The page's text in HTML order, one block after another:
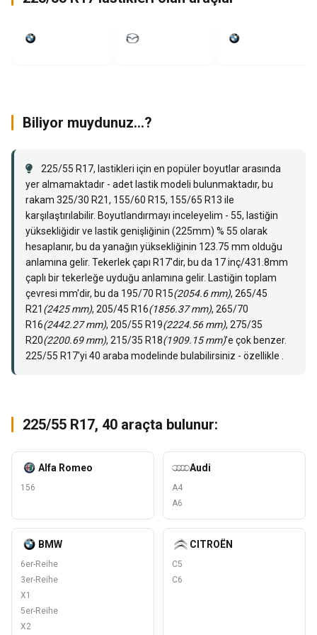
Biliyor muydunuz...?
225/55 R17, lastikleri için en popüler boyutlar arasında
yer almamaktadır - adet lastik modeli bulunmaktadır, bu
rakam 325/30 R21, 155/60 R15, 155/65 R13 ile
karşılaştırılabilir. Boyutlandırmayı inceleyelim - 55, lastiğin
yüksekliğidir ve lastik genişliğinin (225mm) % 55 olarak
hesaplanır, bu da yanağın yüksekliğinin 123.75 mm olduğu
anlamına gelir. Tekerlek çapı R17'dir, bu da 17 inç/431.8mm
çaplı bir tekerleğe uyduğu anlamına gelir. Lastiğin toplam
çevresi mm'dir, bu da 195/70 R15(2054.6 mm), 265/45
R21 (2425 mm), 205/45 R16(1856.37 mm), 265/70
R16(2442.27 mm), 205/55 R19(2224.56 mm), 275/35
R20(2200.69 mm), 215/35 R18(1909.15 mm)'e çok benzer.
225/55 R17'yi 40 araba modelinde bulabilirsiniz - özellikle .
225/55 R17, 40 araçta bulunur:
Alfa Romeo
156
Audi
A4
A6
BMW
6er-Reihe
3er-Reihe
X1
5er-Reihe
X2
CITROËN
C5
C6